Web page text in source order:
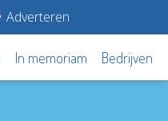
Adverteren
In memoriam Bedrijven